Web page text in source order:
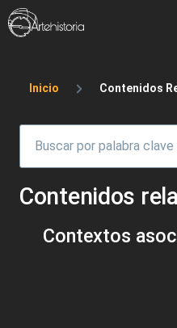
Pasar al contenido principal
Sobrescribir
Inicio Contenidos
Contenidos
Contextos